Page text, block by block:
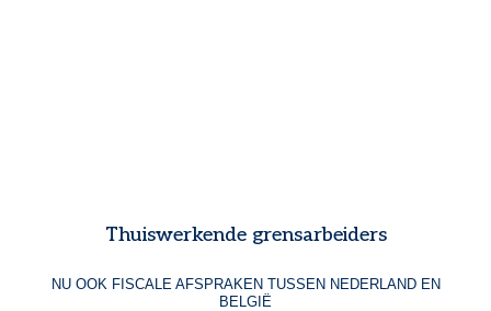
Thuiswerkende grensarbeiders
NU OOK FISCALE AFSPRAKEN TUSSEN NEDERLAND EN
BELGIË